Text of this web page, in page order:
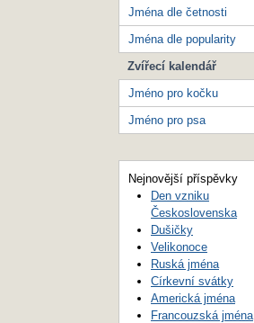
Jména dle četnosti
Jména dle popularity
Zvířecí kalendář
Jméno pro kočku
Jméno pro psa
Nejnovější příspěvky
Den vzniku
Československa
Dušičky
Velikonoce
Ruská jména
Církevní svátky
Americká jména
Francouzská jména